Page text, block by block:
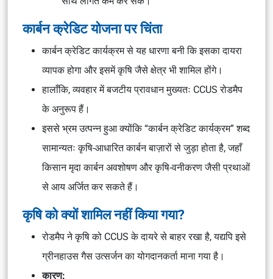
कार्बन क्रेडिट योजना पर चिंता
कार्बन क्रेडिट कार्यक्रम से यह धारणा बनी कि इसका दायरा
व्यापक होगा और इसमें कृषि जैसे क्षेत्र भी शामिल होंगे।
हालाँकि, व्यवहार में बजटीय प्रावधान मुख्यतः CCUS रोडमैप
के अनुरूप हैं।
इससे भ्रम उत्पन्न हुआ क्योंकि “कार्बन क्रेडिट कार्यक्रम” शब्द
सामान्यतः कृषि-आधारित कार्बन बाज़ारों से जुड़ा होता है, जहाँ
किसान मृदा कार्बन अवशोषण और कृषि-वनीकरण जैसी प्रथाओं
से आय अर्जित कर सकते हैं।
कृषि को क्यों शामिल नहीं किया गया?
रोडमैप ने कृषि को CCUS के दायरे से बाहर रखा है, यद्यपि इसे
ग्रीनहाउस गैस उत्सर्जन का योगदानकर्ता माना गया है।
कारण: